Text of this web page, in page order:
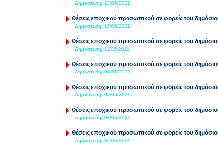
Δημοσίευση: 18/06/2021
Θέσεις εποχικού προσωπικού σε φορείς του
Δημοσίευση: 15/06/2021
Θέσεις εποχικού προσωπικού σε φορείς του
Δημοσίευση: 11/06/2021
Θέσεις εποχικού προσωπικού σε φορείς του
Δημοσίευση: 09/06/2021
Θέσεις εποχικού προσωπικού σε φορείς του
Δημοσίευση: 06/06/2021
Θέσεις εποχικού προσωπικού σε φορείς του
Δημοσίευση: 03/06/2021
Θέσεις εποχικού προσωπικού σε φορείς του
Δημοσίευση: 02/06/2021